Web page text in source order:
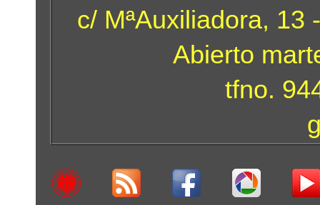
c/ MªAuxiliadora, 13
Abierto
tfno.